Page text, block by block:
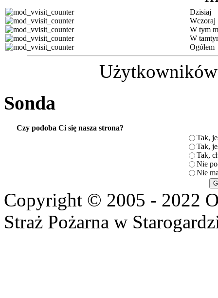
Dzisiaj
Wczoraj
W tym
W
Ogółem
Sonda
Czy podoba Ci się nasza strona?
Tak,
Tak,
Tak,
Nie
Nie
Copyright © 2005 - 2022
Straż Pożarna w